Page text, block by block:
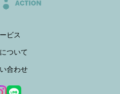
ビス
ついて
合わせ